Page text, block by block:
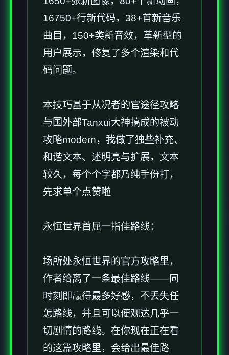
16750+行新代码，38+首新音乐
曲目，150+类新音效，革新型的
用户展示，修复了多个渲染和代
码问题。
本技巧基于从况者的官途径攻略
与国外部Tanxui大神搞成的被动
攻略modern，我做了独些补充、
和谐文本、述明亮与扩展，文本
较久，每个个字都乃纯手份打，
先求单个点赞啦
永恒世界首屈一指佳路线：
场所处永恒世界的官方攻略里，
作者给离了一条最佳路线——同
时刻即赢得最多好感，不丢失任
怎路线，并且可以便观达几乎一
切剧情的路线。在你现在正在看
的这篇攻略里，会给出最佳路